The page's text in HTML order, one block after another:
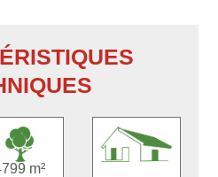
m²